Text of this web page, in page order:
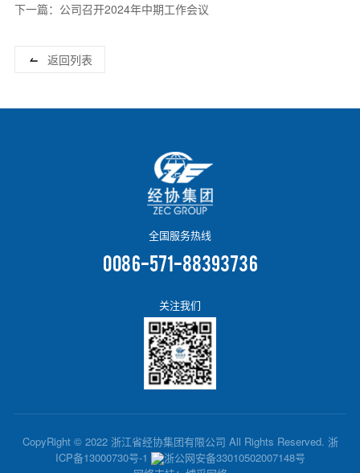
下一篇：公司召开2024年中期工作会议
返回列表
全国服务热线
0086-571-88393736
关注我们
CopyRight © 2022 浙江省经协集团有限公司 All Rights Reserved. 浙
ICP备13000730号-1
浙公网安备33010502007148号